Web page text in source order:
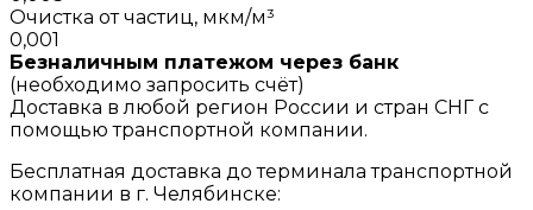
Очистка от частиц, мкм/м³
0,001
Безналичным платежом через банк
(необходимо запросить счёт)
Доставка в любой регион России и стран СНГ с
помощью транспортной компании.
Бесплатная доставка до терминала транспортной
компании в г. Челябинске: